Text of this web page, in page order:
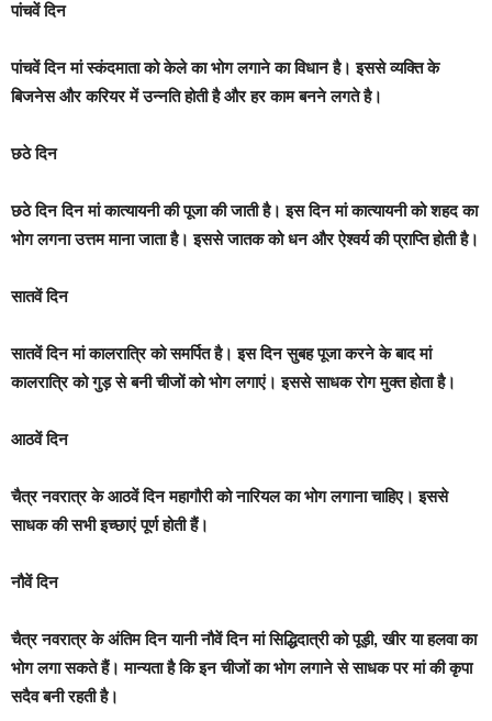
पांचवें दिन
पांचवें दिन मां स्कंदमाता को केले का भोग लगाने का विधान है। इससे व्यक्ति के
बिजनेस और करियर में उन्नति होती है और हर काम बनने लगते है।
छठे दिन
छठे दिन दिन मां कात्यायनी की पूजा की जाती है। इस दिन मां कात्यायनी को शहद का
भोग लगना उत्तम माना जाता है। इससे जातक को धन और ऐश्वर्य की प्राप्ति होती है।
सातवें दिन
सातवें दिन मां कालरात्रि को समर्पित है। इस दिन सुबह पूजा करने के बाद मां
कालरात्रि को गुड़ से बनी चीजों को भोग लगाएं। इससे साधक रोग मुक्त होता है।
आठवें दिन
चैत्र नवरात्र के आठवें दिन महागौरी को नारियल का भोग लगाना चाहिए। इससे
साधक की सभी इच्छाएं पूर्ण होती हैं।
नौवें दिन
चैत्र नवरात्र के अंतिम दिन यानी नौवें दिन मां सिद्धिदात्री को पूड़ी, खीर या हलवा का
भोग लगा सकते हैं। मान्यता है कि इन चीजों का भोग लगाने से साधक पर मां की कृपा
सदैव बनी रहती है।